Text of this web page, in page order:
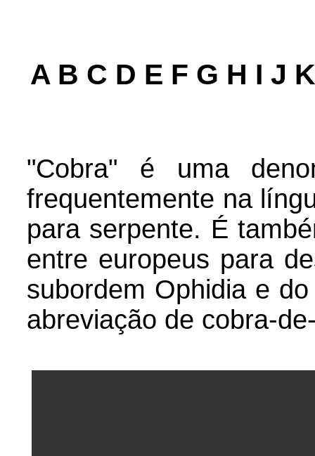
A B C D E F G H I J
"Cobra" é uma
frequentemente na
para serpente. É
entre europeus para
subordem Ophidia e
abreviação de cobra-